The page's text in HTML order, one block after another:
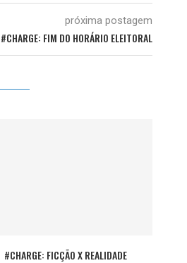
próxima postagem
#CHARGE: FIM DO HORÁRIO ELEITORAL
#CHARGE: FICÇÃO X REALIDADE